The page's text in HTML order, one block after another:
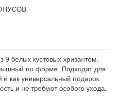
9 белых кустовых хризантем.
по форме. Подходит для
как универсальный подарок.
и не требуют особого ухода.